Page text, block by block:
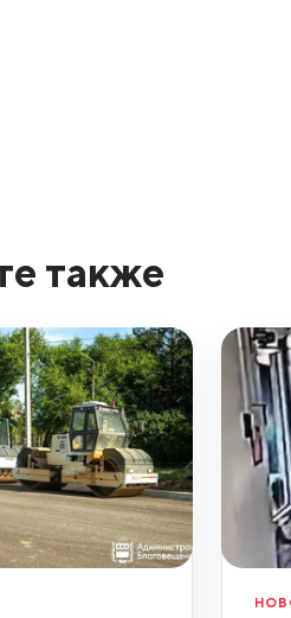
также